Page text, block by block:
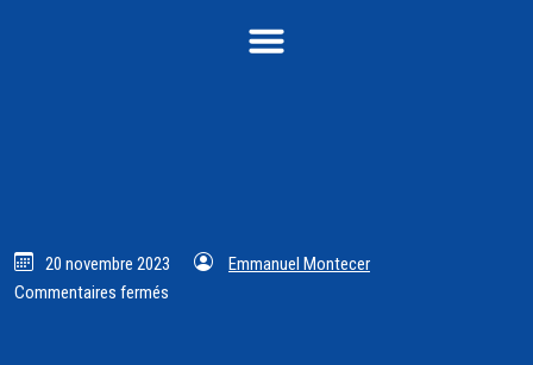
20 novembre 2023
Emmanuel Montecer
Commentaires fermés